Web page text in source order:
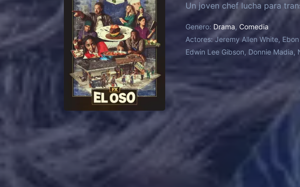
Un joven chef lucha para
Genero: Drama, Comedia
Actores: Jeremy Allen White,
Edwin Lee Gibson, Donnie Madia,